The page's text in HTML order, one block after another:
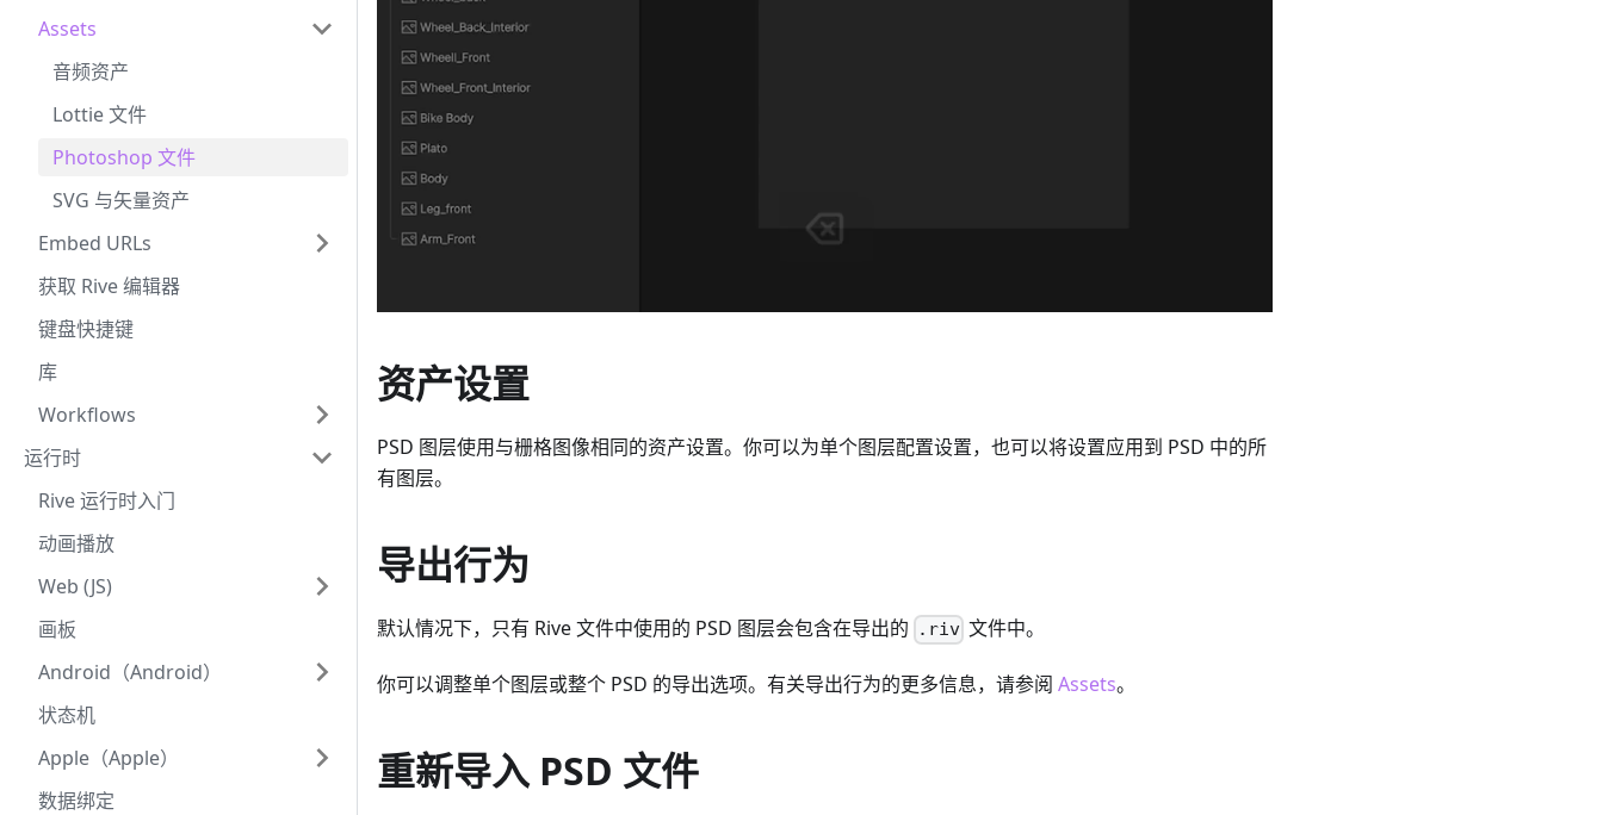
Assets
音频资产
Lottie 文件
Photoshop 文件
SVG 与矢量资产
Embed URLs
获取 Rive 编辑器
键盘快捷键
库
Workflows
运行时
Rive 运行时入门
动画播放
Web (JS)
画板
Android（Android）
状态机
Apple（Apple）
数据绑定
资产设置
PSD 图层使用与栅格图像相同的资产设置。你可以为单个图层配置设置，也可以将设置应用到 PSD 中的所
有图层。
导出行为
默认情况下，只有 Rive 文件中使用的 PSD 图层会包含在导出的 .riv 文件中。
你可以调整单个图层或整个 PSD 的导出选项。有关导出行为的更多信息，请参阅 Assets。
重新导入 PSD 文件